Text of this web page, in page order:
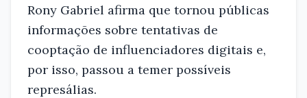
Rony Gabriel afirma que tornou públicas
informações sobre tentativas de
cooptação de influenciadores digitais e,
por isso, passou a temer possíveis
represálias.